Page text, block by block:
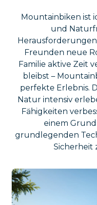
Mountainbiken ist
und
Freunden neue
Familie aktive Zeit
bleibst –
perfekte Erlebnis.
Natur intensiv
Fähigkeiten
einem
grundlegenden
Sicherheit